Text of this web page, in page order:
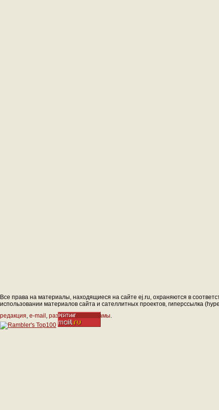
Все права на материалы, находящиеся на сайте ej.ru, охраняются в
использовании материалов сайта и сателлитных проектов, гиперссылка
редакция, e-mail , размещение рекламы.